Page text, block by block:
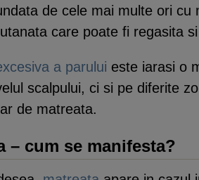
de cele mai multe ori
care poate fi regasita
a parului este iarasi o
scalpului, ci si pe diferite
de matreata.
– cum se manifesta?